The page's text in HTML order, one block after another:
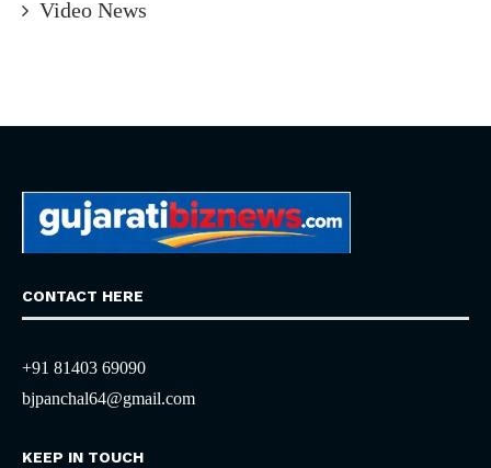
Video News
CONTACT HERE
+91 81403 69090
bjpanchal64@gmail.com
KEEP IN TOUCH